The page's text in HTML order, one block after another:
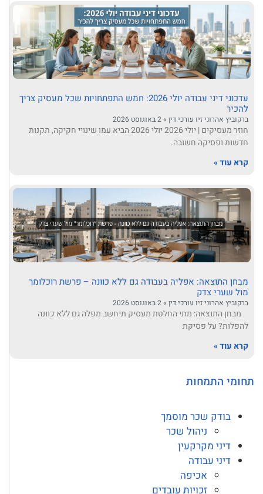
עדכוני דיני עבודה יולי 2026: חמש התפתחויות שכל מעסיק צריך
להכיר
ברקוביץ אהרוני זיו עורכי דין
חוזר מעסיקים | יולי 2026 יולי 2026 הביא עמו שינויי חקיקה, תקנות
חדשות ופסיקה חשובה.
קרא עוד »
מבחן התוצאה: אפליה בעבודה גם ללא כוונה – פרשת רוכלומר
מול שערי צדק
ברקוביץ אהרוני זיו עורכי דין
מבחן התוצאה: מתי החלטת מעסיק תיחשב מפלה גם ללא כוונה
להפלות? על פסיקת
קרא עוד »
תחומי התמחות
בודק שכר מוסמך
ניהול שכר
דיני מקרקעין
דיני עבודה
אכיפה
זכויות עובדים